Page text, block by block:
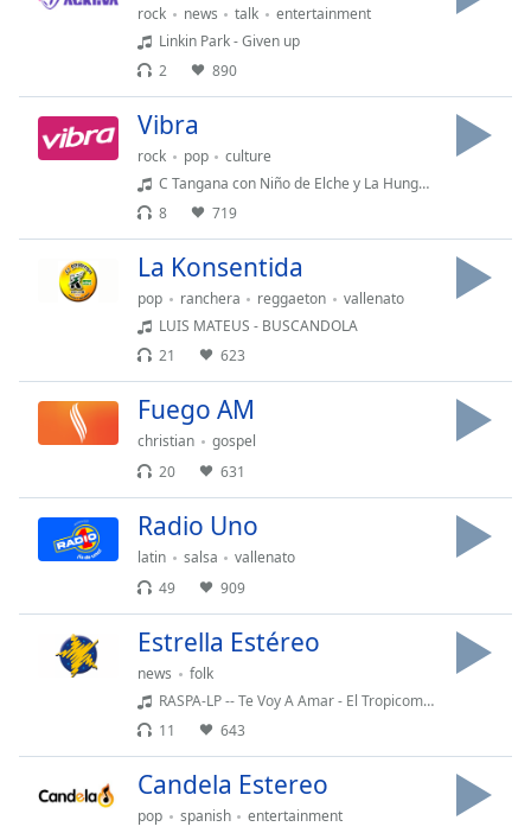
rock news talk
entertainment
Linkin Park - Given up
2
890
Vibra
rock pop
culture
C Tangana con Niño de Elche y La Hungara - Tu Me Dejaste De Querer
8
719
La Konsentida
pop ranchera reggaeton
vallenato
LUIS MATEUS - BUSCANDOLA
21
623
Fuego AM
christian
gospel
20
631
Radio Uno
latin salsa
vallenato
49
909
Estrella Estéreo
news
folk
RASPA-LP -- Te Voy A Amar - El Tropicombo
11
643
Candela Estereo
pop spanish entertainment